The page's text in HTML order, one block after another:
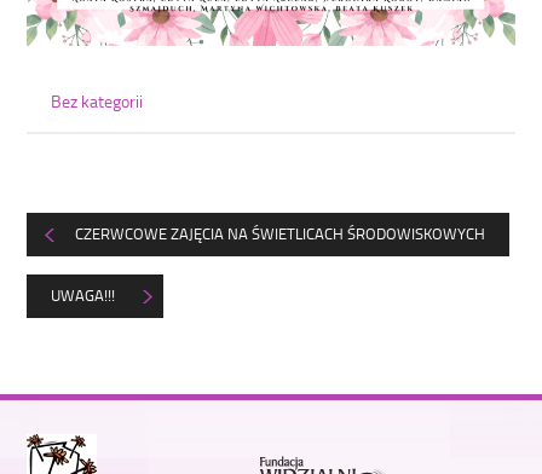
Bez kategorii
CZERWCOWE ZAJĘCIA NA ŚWIETLICACH ŚRODOWISKOWYCH
UWAGA!!!